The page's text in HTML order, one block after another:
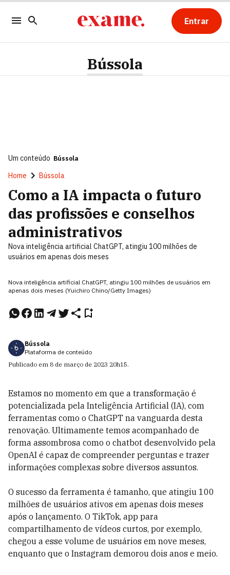
Entrar
Bússola
Um conteúdo Bússola
Home Bússola
Como a IA impacta o futuro
das profissões e conselhos
administrativos
Nova inteligência artificial ChatGPT, atingiu 100 milhões de
usuários em apenas dois meses
Nova inteligência artificial ChatGPT, atingiu 100 milhões de usuários em
apenas dois meses (Yuichiro Chino/Getty Images)
Bússola
Plataforma de conteúdo
Publicado em 8 de março de 2023 20h15.
Estamos no momento em que a transformação é
potencializada pela Inteligência Artificial (IA), com
ferramentas como o ChatGPT na vanguarda desta
renovação. Ultimamente temos acompanhado de
forma assombrosa como o chatbot desenvolvido pela
OpenAI é capaz de compreender perguntas e trazer
informações complexas sobre diversos assuntos.
O sucesso da ferramenta é tamanho, que atingiu 100
milhões de usuários ativos em apenas dois meses
após o lançamento. O TikTok, app para
compartilhamento de vídeos curtos, por exemplo,
chegou a esse volume de usuários em nove meses,
enquanto que o Instagram demorou dois anos e meio.